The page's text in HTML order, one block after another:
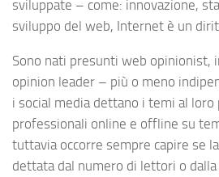
sviluppate – come: innovazione,
sviluppo del web, Internet è un
Sono nati presunti web opinionist,
opinion leader – più o meno
i social media dettano i temi al loro
professionali online e offline su
tuttavia occorre sempre capire se
dettata dal numero di lettori o